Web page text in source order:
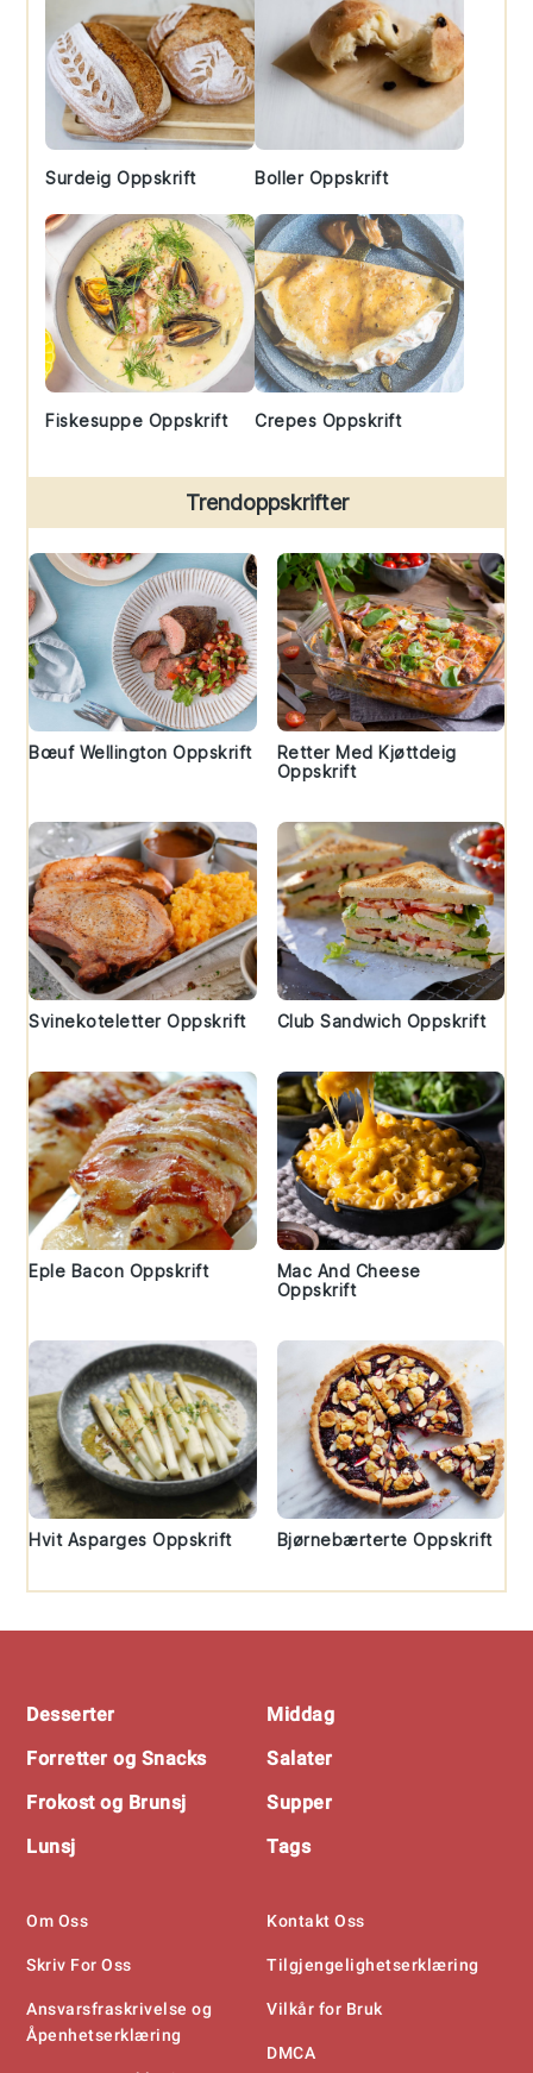
Surdeig Oppskrift Boller Oppskrift
Fiskesuppe Oppskrift Crepes Oppskrift
Trendoppskrifter
Bœuf Wellington Oppskrift
Retter Med Kjøttdeig
Oppskrift
Svinekoteletter Oppskrift Club Sandwich Oppskrift
Eple Bacon Oppskrift
Mac And Cheese
Oppskrift
Hvit Asparges Oppskrift Bjørnebærterte Oppskrift
Desserter
Forretter og Snacks
Frokost og Brunsj
Lunsj
Middag
Salater
Supper
Tags
Om Oss
Skriv For Oss
Ansvarsfraskrivelse og
Åpenhetserklæring
Kontakt Oss
Tilgjengelighetserklæring
Vilkår for Bruk
DMCA